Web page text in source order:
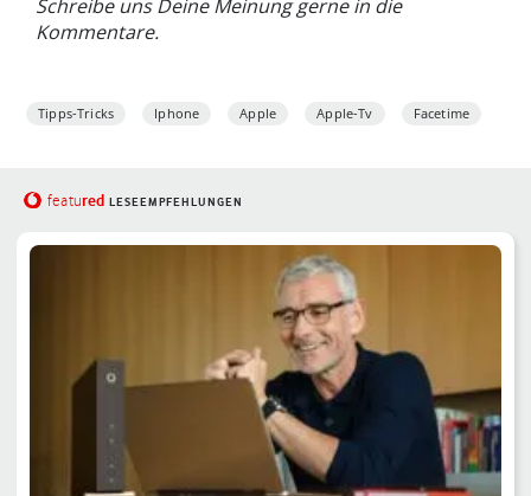
Schreibe uns Deine Meinung gerne in die
Kommentare.
Tipps-Tricks Iphone Apple Apple-Tv Facetime
featured LESEEMPFEHLUNGEN